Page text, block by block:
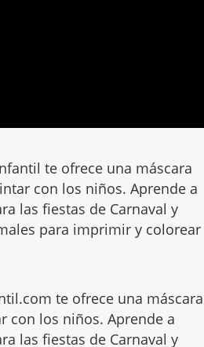
te ofrece una máscara
con los niños. Aprende a
las fiestas de Carnaval y
para imprimir y colorear
te ofrece una máscara
con los niños. Aprende a
las fiestas de Carnaval y